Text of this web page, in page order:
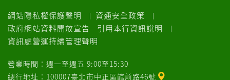
網站隱私權保護聲明 ｜ 資通安全政策 ｜
政府網站資料開放宣告 引用本行資訊說明 ｜
資訊處營運持續管理聲明
營業時間：週一至週五 9:00至15:30
總行地址：100007臺北市中正區館前路46號